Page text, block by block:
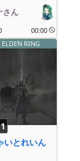
さん
00:00
ELDEN RING
1
いとれいん